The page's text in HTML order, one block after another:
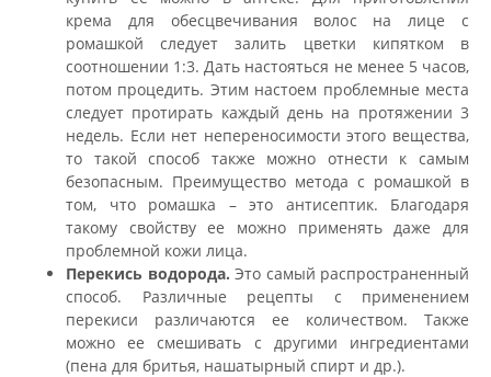
крема для обесцвечивания волос на лице с
ромашкой следует залить цветки кипятком в
соотношении 1:3. Дать настояться не менее 5 часов,
потом процедить. Этим настоем проблемные места
следует протирать каждый день на протяжении 3
недель. Если нет непереносимости этого вещества,
то такой способ также можно отнести к самым
безопасным. Преимущество метода с ромашкой в
том, что ромашка – это антисептик. Благодаря
такому свойству ее можно применять даже для
проблемной кожи лица.
Перекись водорода. Это самый распространенный
способ. Различные рецепты с применением
перекиси различаются ее количеством. Также
можно ее смешивать с другими ингредиентами
(пена для бритья, нашатырный спирт и др.).